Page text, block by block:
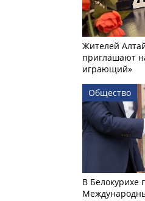
Жителей
приглашают
играющий»
Общество
В Белокурихе